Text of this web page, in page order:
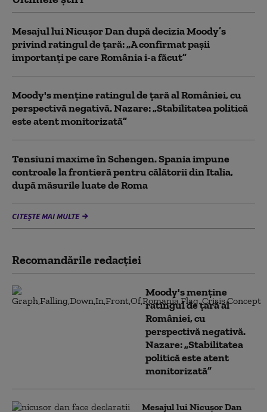
Mesajul lui Nicușor Dan după decizia Moody’s
privind ratingul de țară: „A confirmat pașii
importanți pe care România i-a făcut”
Moody's menține ratingul de țară al României, cu
perspectivă negativă. Nazare: „Stabilitatea politică
este atent monitorizată”
Tensiuni maxime în Schengen. Spania impune
controale la frontieră pentru călătorii din Italia,
după măsurile luate de Roma
CITEȘTE MAI MULTE
Recomandările redacţiei
Moody's menține
ratingul de țară al
României, cu
perspectivă negativă.
Nazare: „Stabilitatea
politică este atent
monitorizată”
Mesajul lui Nicușor Dan